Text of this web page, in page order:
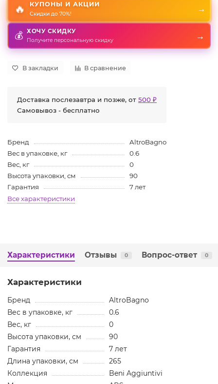
🔥 КУПОНЫ И АКЦИИ
Скидки до 70%!
→
💰 ХОЧУ СКИДКУ
Получите персональную скидку →
В закладки В сравнение
Доставка послезавтра и позже, от 500 ₽
Самовывоз - бесплатно
Бренд
AltroBagno
Вес в упаковке, кг
0.6
Вес, кг
0
Высота упаковки, см
90
Гарантия
7 лет
Все характеристики
Характеристики Отзывы 0 Вопрос-ответ 0
Характеристики
Бренд
AltroBagno
Вес в упаковке, кг
0.6
Вес, кг
0
Высота упаковки, см
90
Гарантия
7 лет
Длина упаковки, см
265
Коллекция
Beni Aggiuntivi